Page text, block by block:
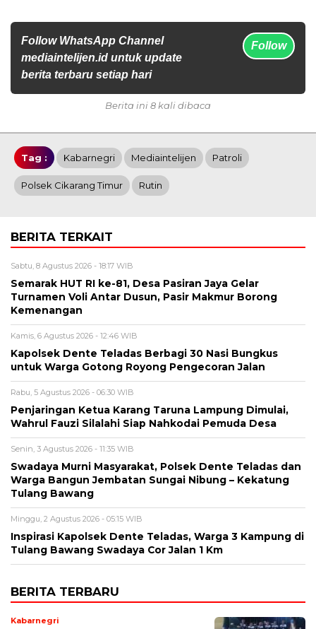
Follow WhatsApp Channel
mediaintelijen.id untuk update
berita terbaru setiap hari
Follow
Berita ini 8 kali dibaca
Tag : Kabarnegri Mediaintelijen Patroli
Polsek Cikarang Timur Rutin
BERITA TERKAIT
Sabtu, 8 Agustus 2026 - 18:17 WIB
Semarak HUT RI ke-81, Desa Pasiran Jaya Gelar
Turnamen Voli Antar Dusun, Pasir Makmur Borong
Kemenangan
Kamis, 6 Agustus 2026 - 12:46 WIB
Kapolsek Dente Teladas Berbagi 30 Nasi Bungkus
untuk Warga Gotong Royong Pengecoran Jalan
Rabu, 5 Agustus 2026 - 06:30 WIB
Penjaringan Ketua Karang Taruna Lampung Dimulai,
Wahrul Fauzi Silalahi Siap Nahkodai Pemuda Desa
Senin, 3 Agustus 2026 - 11:35 WIB
Swadaya Murni Masyarakat, Polsek Dente Teladas dan
Warga Bangun Jembatan Sungai Nibung – Kekatung
Tulang Bawang
Minggu, 2 Agustus 2026 - 05:15 WIB
Inspirasi Kapolsek Dente Teladas, Warga 3 Kampung di
Tulang Bawang Swadaya Cor Jalan 1 Km
BERITA TERBARU
Kabarnegri